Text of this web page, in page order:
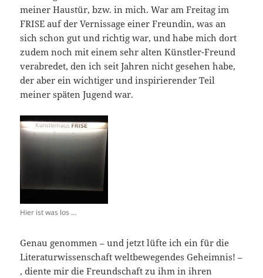
meiner Haustür, bzw. in mich. War am Freitag im
FRISE auf der Vernissage einer Freundin, was an
sich schon gut und richtig war, und habe mich dort
zudem noch mit einem sehr alten Künstler-Freund
verabredet, den ich seit Jahren nicht gesehen habe,
der aber ein wichtiger und inspirierender Teil
meiner späten Jugend war.
Hier ist was los …
Genau genommen – und jetzt lüfte ich ein für die
Literaturwissenschaft weltbewegendes Geheimnis! –
, diente mir die Freundschaft zu ihm in ihren